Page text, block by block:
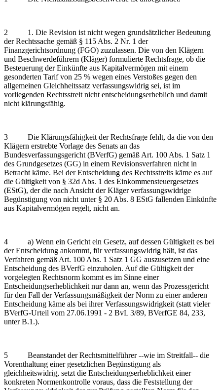
2 1. Die Revision ist nicht wegen grundsätzlicher Bedeutung
der Rechtssache gemäß § 115 Abs. 2 Nr. 1 der
Finanzgerichtsordnung (FGO) zuzulassen. Die von den Klägern
und Beschwerdeführern (Kläger) formulierte Rechtsfrage, ob die
Besteuerung der Einkünfte aus Kapitalvermögen mit einem
gesonderten Tarif von 25 % wegen eines Verstoßes gegen den
allgemeinen Gleichheitssatz verfassungswidrig sei, ist im
vorliegenden Rechtsstreit nicht entscheidungserheblich und damit
nicht klärungsfähig.
3 Die Klärungsfähigkeit der Rechtsfrage fehlt, da die von den
Klägern erstrebte Vorlage des Senats an das
Bundesverfassungsgericht (BVerfG) gemäß Art. 100 Abs. 1 Satz 1
des Grundgesetzes (GG) in einem Revisionsverfahren nicht in
Betracht käme. Bei der Entscheidung des Rechtsstreits käme es auf
die Gültigkeit von § 32d Abs. 1 des Einkommensteuergesetzes
(EStG), der die nach Ansicht der Kläger verfassungswidrige
Begünstigung von nicht unter § 20 Abs. 8 EStG fallenden Einkünfte
aus Kapitalvermögen regelt, nicht an.
4 a) Wenn ein Gericht ein Gesetz, auf dessen Gültigkeit es bei
der Entscheidung ankommt, für verfassungswidrig hält, ist das
Verfahren gemäß Art. 100 Abs. 1 Satz 1 GG auszusetzen und eine
Entscheidung des BVerfG einzuholen. Auf die Gültigkeit der
vorgelegten Rechtsnorm kommt es im Sinne einer
Entscheidungserheblichkeit nur dann an, wenn das Prozessgericht
für den Fall der Verfassungsmäßigkeit der Norm zu einer anderen
Entscheidung käme als bei ihrer Verfassungswidrigkeit (statt vieler
BVerfG-Urteil vom 27.06.1991 - 2 BvL 3/89, BVerfGE 84, 233,
unter B.1.).
5 Beanstandet der Rechtsmittelführer ‑‑wie im Streitfall‑‑ die
Vorenthaltung einer gesetzlichen Begünstigung als
gleichheitswidrig, setzt die Entscheidungserheblichkeit einer
konkreten Normenkontrolle voraus, dass die Feststellung der